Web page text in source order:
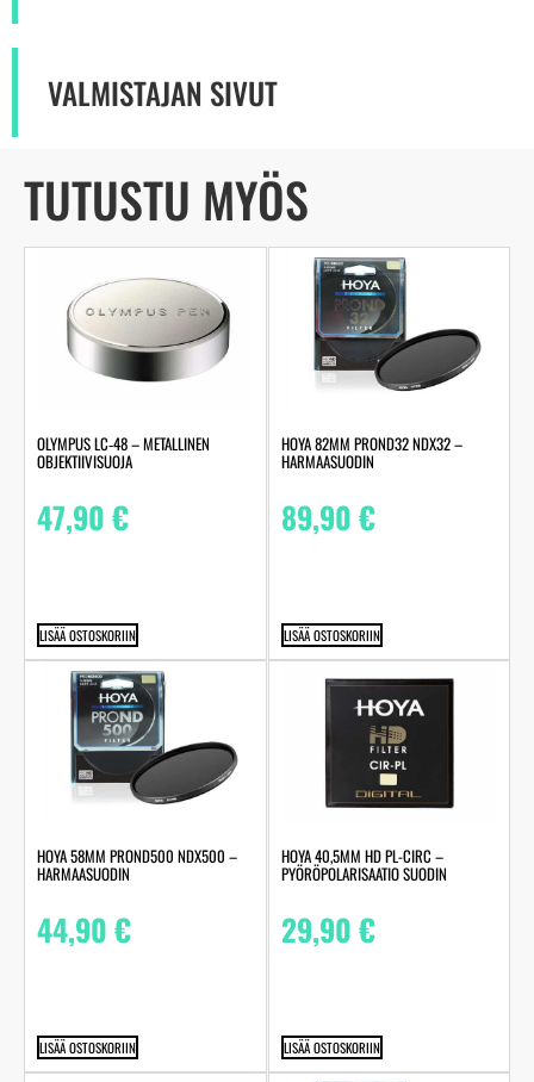
VALMISTAJAN SIVUT
TUTUSTU MYÖS
OLYMPUS LC‑48 – METALLINEN
OBJEKTIIVISUOJA
47,90€
LISÄÄ OSTOSKORIIN
HOYA 82MM PROND32 NDX32 –
HARMAASUODIN
89,90€
LISÄÄ OSTOSKORIIN
HOYA 58MM PROND500 NDX500 –
HARMAASUODIN
44,90€
LISÄÄ OSTOSKORIIN
HOYA 40,5MM HD PL-CIRC –
PYÖRÖPOLARISAATIO SUODIN
29,90€
LISÄÄ OSTOSKORIIN